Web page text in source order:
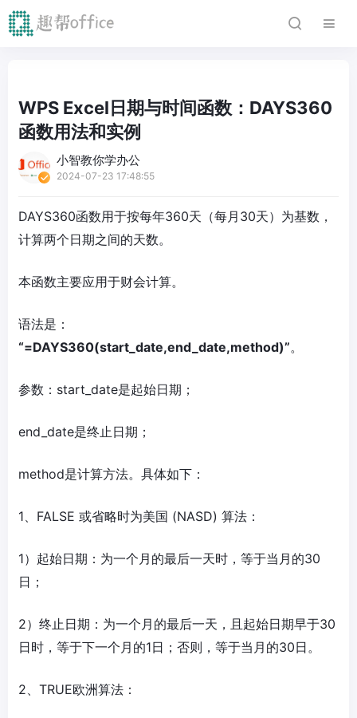
WPS Excel日期与时间函数：DAYS360
函数用法和实例
小智教你学办公
2024-07-23 17:48:55
DAYS360函数用于按每年360天（每月30天）为基数，
计算两个日期之间的天数。
本函数主要应用于财会计算。
语法是：
“=DAYS360(start_date,end_date,method)”。
参数：start_date是起始日期；
end_date是终止日期；
method是计算方法。具体如下：
1、FALSE 或省略时为美国 (NASD) 算法：
1）起始日期：为一个月的最后一天时，等于当月的30
日；
2）终止日期：为一个月的最后一天，且起始日期早于30
日时，等于下一个月的1日；否则，等于当月的30日。
2、TRUE欧洲算法：